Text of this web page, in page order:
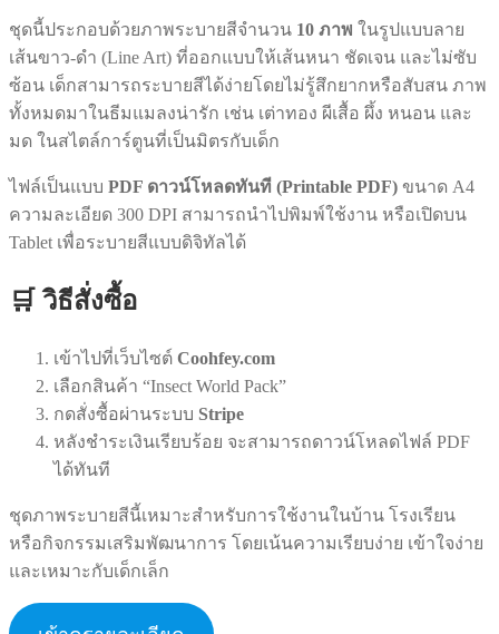
ชุดนี้ประกอบด้วยภาพระบายสีจำนวน 10 ภาพ ในรูปแบบลาย
เส้นขาว-ดำ (Line Art) ที่ออกแบบให้เส้นหนา ชัดเจน และไม่ซับ
ซ้อน เด็กสามารถระบายสีได้ง่ายโดยไม่รู้สึกยากหรือสับสน ภาพ
ทั้งหมดมาในธีมแมลงน่ารัก เช่น เต่าทอง ผีเสื้อ ผึ้ง หนอน และ
มด ในสไตล์การ์ตูนที่เป็นมิตรกับเด็ก
ไฟล์เป็นแบบ PDF ดาวน์โหลดทันที (Printable PDF) ขนาด A4
ความละเอียด 300 DPI สามารถนำไปพิมพ์ใช้งาน หรือเปิดบน
Tablet เพื่อระบายสีแบบดิจิทัลได้
🛒 วิธีสั่งซื้อ
เข้าไปที่เว็บไซต์ Coohfey.com
เลือกสินค้า “Insect World Pack”
กดสั่งซื้อผ่านระบบ Stripe
หลังชำระเงินเรียบร้อย จะสามารถดาวน์โหลดไฟล์ PDF
ได้ทันที
ชุดภาพระบายสีนี้เหมาะสำหรับการใช้งานในบ้าน โรงเรียน
หรือกิจกรรมเสริมพัฒนาการ โดยเน้นความเรียบง่าย เข้าใจง่าย
และเหมาะกับเด็กเล็ก